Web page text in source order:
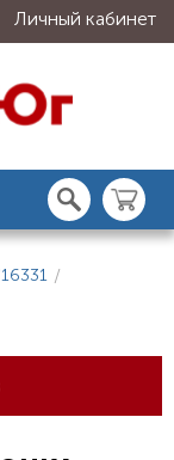
Личный кабинет
/